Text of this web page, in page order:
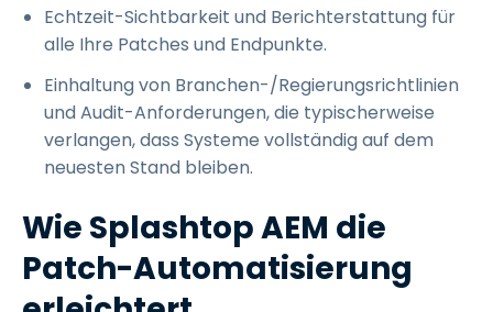
Echtzeit-Sichtbarkeit und Berichterstattung für
alle Ihre Patches und Endpunkte.
Einhaltung von Branchen-/Regierungsrichtlinien
und Audit-Anforderungen, die typischerweise
verlangen, dass Systeme vollständig auf dem
neuesten Stand bleiben.
Wie Splashtop AEM die
Patch-Automatisierung